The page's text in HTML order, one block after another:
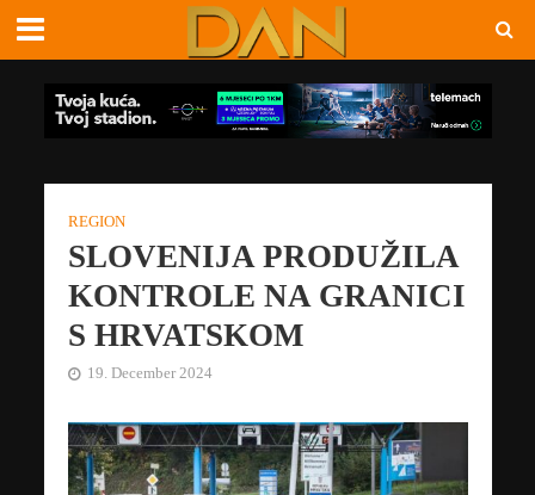
REGION
SLOVENIJA PRODUŽILA
KONTROLE NA GRANICI
S HRVATSKOM
19. December 2024